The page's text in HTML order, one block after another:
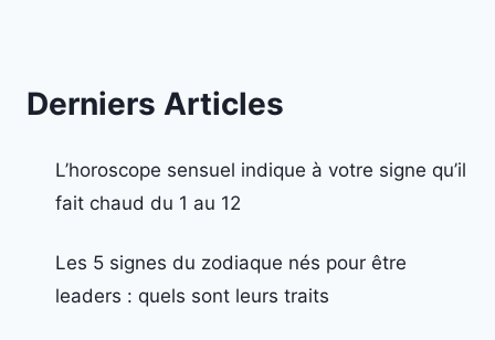
Derniers Articles
L’horoscope sensuel indique à votre signe qu’il
fait chaud du 1 au 12
Les 5 signes du zodiaque nés pour être
leaders : quels sont leurs traits